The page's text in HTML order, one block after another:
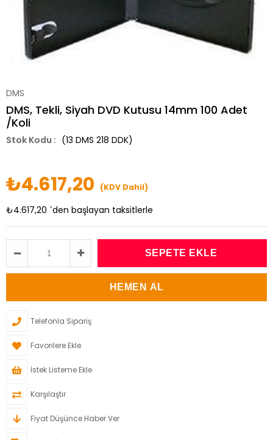
DMS
DMS, Tekli, Siyah DVD Kutusu 14mm 100 Adet
/Koli
(13 DMS 218 DDK)
₺4.617,20 (KDV Dahil)
₺4.617,20 `den başlayan taksitlerle
Telefonla Sipariş
Favorilere Ekle
İstek Listeme Ekle
Karşılaştır
Fiyat Düşünce Haber Ver